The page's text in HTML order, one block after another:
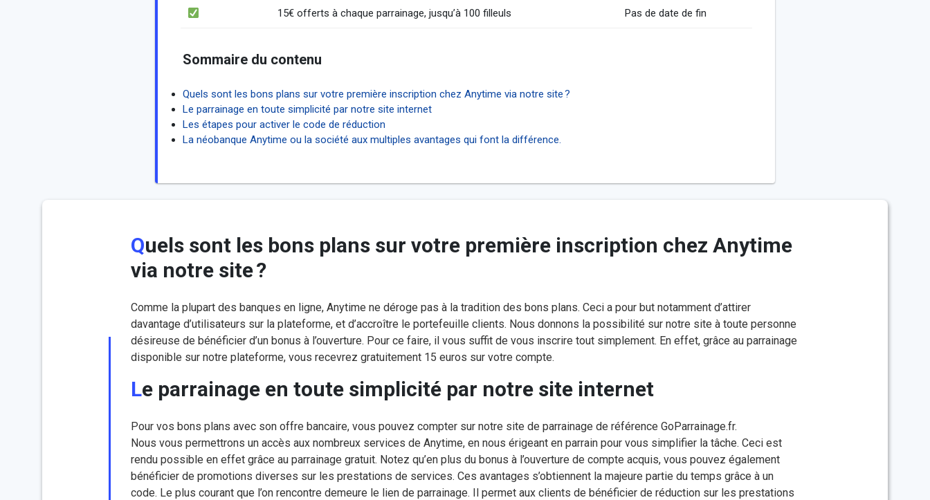
15€ offerts à chaque parrainage, jusqu’à 100 filleuls Pas de date de fin
Sommaire du contenu
Quels sont les bons plans sur votre première inscription chez Anytime via notre site ?
Le parrainage en toute simplicité par notre site internet
Les étapes pour activer le code de réduction
La néobanque Anytime ou la société aux multiples avantages qui font la différence.
Quels sont les bons plans sur votre première inscription chez Anytime
via notre site ?
Comme la plupart des banques en ligne, Anytime ne déroge pas à la tradition des bons plans. Ceci a pour but notamment d’attirer
davantage d’utilisateurs sur la plateforme, et d’accroître le portefeuille clients. Nous donnons la possibilité sur notre site à toute personne
désireuse de bénéficier d’un bonus à l’ouverture. Pour ce faire, il vous suffit de vous inscrire tout simplement. En effet, grâce au parrainage
disponible sur notre plateforme, vous recevrez gratuitement 15 euros sur votre compte.
Le parrainage en toute simplicité par notre site internet
Pour vos bons plans avec son offre bancaire, vous pouvez compter sur notre site de parrainage de référence GoParrainage.fr.
Nous vous permettrons un accès aux nombreux services de Anytime, en nous érigeant en parrain pour vous simplifier la tâche. Ceci est
rendu possible en effet grâce au parrainage gratuit. Notez qu’en plus du bonus à l’ouverture de compte acquis, vous pouvez également
bénéficier de promotions diverses sur les prestations de services. Ces avantages s’obtiennent la majeure partie du temps grâce à un
code. Le plus courant que l’on rencontre demeure le lien de parrainage. Il permet aux clients de bénéficier de réduction sur les prestations